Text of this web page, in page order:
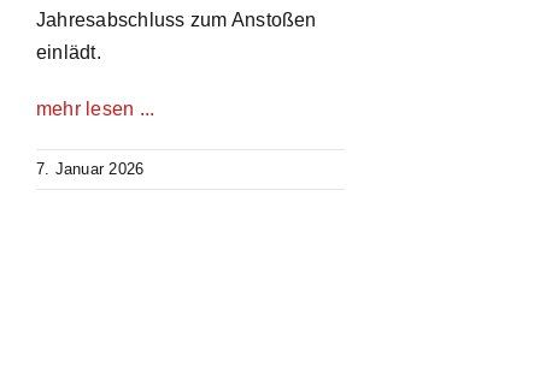
Jahresabschluss zum Anstoßen
einlädt.
mehr lesen ...
7. Januar 2026